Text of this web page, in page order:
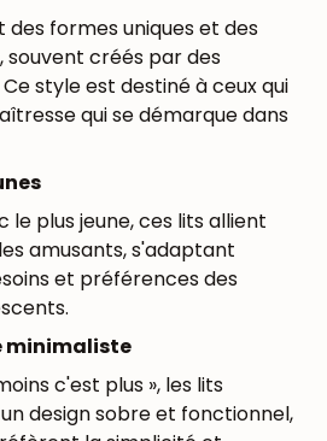
des formes uniques et des
souvent créés par des
style est destiné à ceux qui
qui se démarque dans
le plus jeune, ces lits allient
amusants, s'adaptant
et préférences des
minimaliste
c'est plus », les lits
design sobre et fonctionnel,